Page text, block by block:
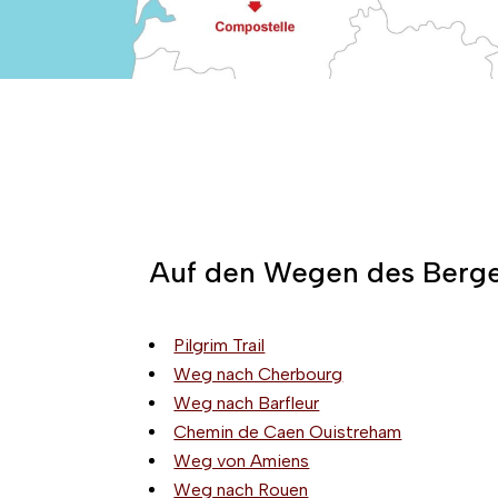
Auf den Wegen des
Pilgrim Trail
Weg nach Cherbourg
Weg nach Barfleur
Chemin de Caen Ouistreham
Weg von Amiens
Weg nach Rouen